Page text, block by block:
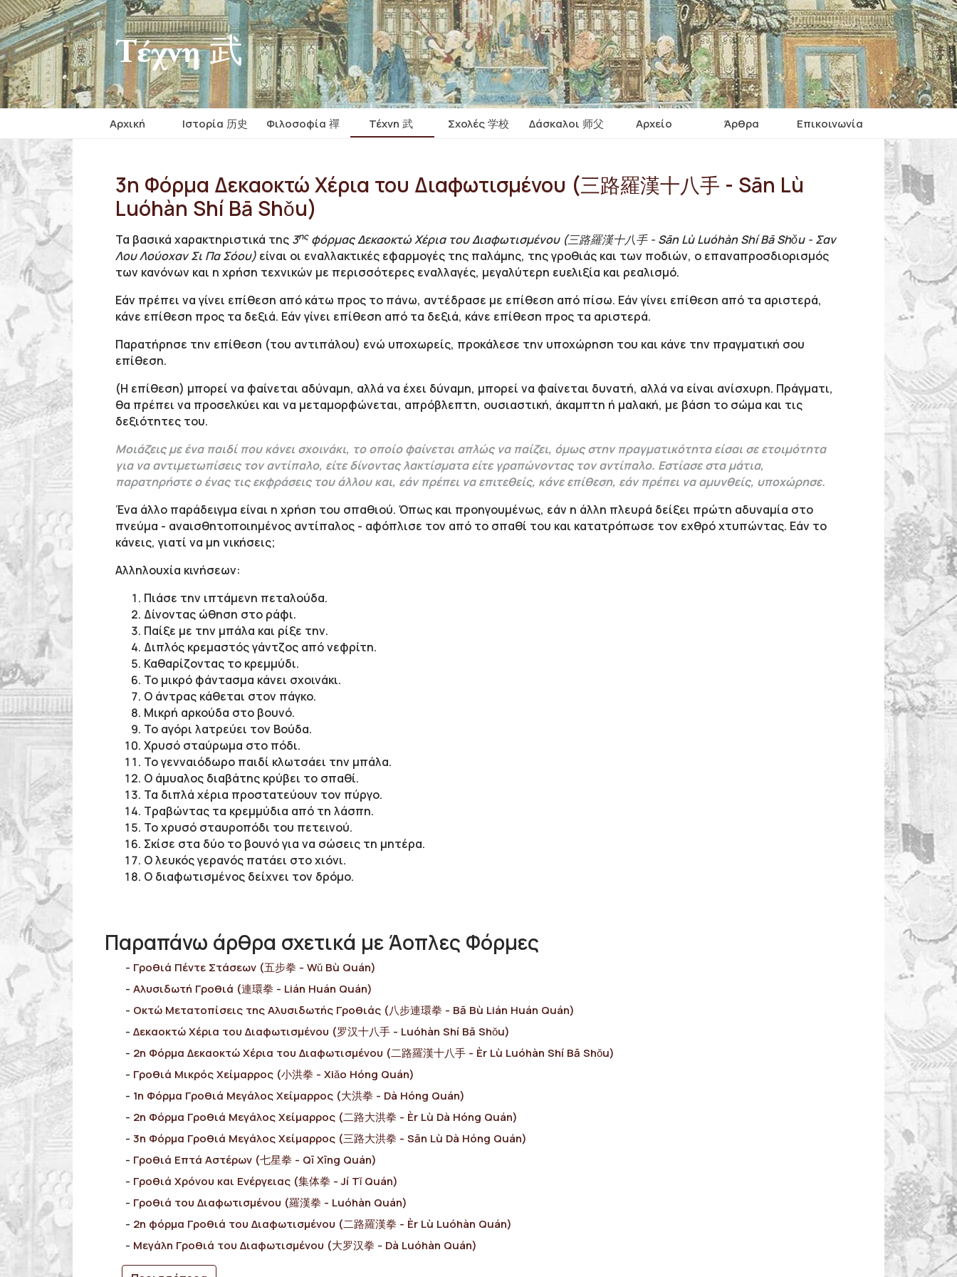
Τέχνη 武
Αρχική Iστορία 历史 Φιλοσοφία 禪 Τέχνη 武 Σχολές 学校 Δάσκαλοι 师父 Αρχείο Άρθρα Επικοινωνία
3η Φόρμα Δεκαοκτώ Χέρια του Διαφωτισμένου (三路羅漢十八手 - Sān Lù
Luóhàn Shí Bā Shǒu)
Τα βασικά χαρακτηριστικά της 3ηςφόρμας Δεκαοκτώ Χέρια του Διαφωτισμένου (三路羅漢十八手 - Sān Lù Luóhàn Shí Bā Shǒu - Σαν
Λου Λούοχαν Σι Πα Σόου) είναι οι εναλλακτικές εφαρμογές της παλάμης, της γροθιάς και των ποδιών, ο επαναπροσδιορισμός
των κανόνων και η χρήση τεχνικών με περισσότερες εναλλαγές, μεγαλύτερη ευελιξία και ρεαλισμό.
Εάν πρέπει να γίνει επίθεση από κάτω προς το πάνω, αντέδρασε με επίθεση από πίσω. Εάν γίνει επίθεση από τα αριστερά,
κάνε επίθεση προς τα δεξιά. Εάν γίνει επίθεση από τα δεξιά, κάνε επίθεση προς τα αριστερά.
Παρατήρησε την επίθεση (του αντιπάλου) ενώ υποχωρείς, προκάλεσε την υποχώρηση του και κάνε την πραγματική σου
επίθεση.
(Η επίθεση) μπορεί να φαίνεται αδύναμη, αλλά να έχει δύναμη, μπορεί να φαίνεται δυνατή, αλλά να είναι ανίσχυρη. Πράγματι,
θα πρέπει να προσελκύει και να μεταμορφώνεται, απρόβλεπτη, ουσιαστική, άκαμπτη ή μαλακή, με βάση το σώμα και τις
δεξιότητες του.
Μοιάζεις με ένα παιδί που κάνει σχοινάκι, το οποίο φαίνεται απλώς να παίζει, όμως στην πραγματικότητα είσαι σε ετοιμότητα
για να αντιμετωπίσεις τον αντίπαλο, είτε δίνοντας λακτίσματα είτε γραπώνοντας τον αντίπαλο. Εστίασε στα μάτια,
παρατηρήστε ο ένας τις εκφράσεις του άλλου και, εάν πρέπει να επιτεθείς, κάνε επίθεση, εάν πρέπει να αμυνθείς, υποχώρησε.
Ένα άλλο παράδειγμα είναι η χρήση του σπαθιού. Όπως και προηγουμένως, εάν η άλλη πλευρά δείξει πρώτη αδυναμία στο
πνεύμα - αναισθητοποιημένος αντίπαλος - αφόπλισε τον από το σπαθί του και κατατρόπωσε τον εχθρό χτυπώντας. Εάν το
κάνεις, γιατί να μη νικήσεις;
Αλληλουχία κινήσεων:
Πιάσε την ιπτάμενη πεταλούδα.
Δίνοντας ώθηση στο ράφι.
Παίξε με την μπάλα και ρίξε την.
Διπλός κρεμαστός γάντζος από νεφρίτη.
Καθαρίζοντας το κρεμμύδι.
Το μικρό φάντασμα κάνει σχοινάκι.
Ο άντρας κάθεται στον πάγκο.
Μικρή αρκούδα στο βουνό.
Το αγόρι λατρεύει τον Βούδα.
Χρυσό σταύρωμα στο πόδι.
To γενναιόδωρο παιδί κλωτσάει την μπάλα.
Ο άμυαλος διαβάτης κρύβει το σπαθί.
Τα διπλά χέρια προστατεύουν τον πύργο.
Τραβώντας τα κρεμμύδια από τη λάσπη.
Το χρυσό σταυροπόδι του πετεινού.
Σκίσε στα δύο το βουνό για να σώσεις τη μητέρα.
Ο λευκός γερανός πατάει στο χιόνι.
Ο διαφωτισμένος δείχνει τον δρόμο.
Παραπάνω άρθρα σχετικά με Άοπλες Φόρμες
Γροθιά Πέντε Στάσεων (五步拳 - Wǔ Bù Quán)
Αλυσιδωτή Γροθιά (連環拳 - Lián Huán Quán)
Οκτώ Μετατοπίσεις της Αλυσιδωτής Γροθιάς (八步連環拳 - Bā Bù Lián Huán Quán)
Δεκαοκτώ Χέρια του Διαφωτισμένου (罗汉十八手 - Luóhàn Shí Bā Shǒu)
2η Φόρμα Δεκαοκτώ Χέρια του Διαφωτισμένου (二路羅漢十八手 - Èr Lù Luóhàn Shí Bā Shǒu)
Γροθιά Μικρός Χείμαρρος (小洪拳 - Xiǎo Hóng Quán)
1η Φόρμα Γροθιά Μεγάλος Χείμαρρος (大洪拳 - Dà Hóng Quán)
2η Φόρμα Γροθιά Μεγάλος Χείμαρρος (二路大洪拳 - Èr Lù Dà Hóng Quán)
3η Φόρμα Γροθιά Μεγάλος Χείμαρρος (三路大洪拳 - Sān Lù Dà Hóng Quán)
Γροθιά Επτά Αστέρων (七星拳 - Qī Xīng Quán)
Γροθιά Χρόνου και Ενέργειας (集体拳 - Jí Tǐ Quán)
Γροθιά του Διαφωτισμένου (羅漢拳 - Luóhàn Quán)
2η φόρμα Γροθιά του Διαφωτισμένου (二路羅漢拳 - Èr Lù Luóhàn Quán)
Μεγάλη Γροθιά του Διαφωτισμένου (大罗汉拳 - Dà Luóhàn Quán)